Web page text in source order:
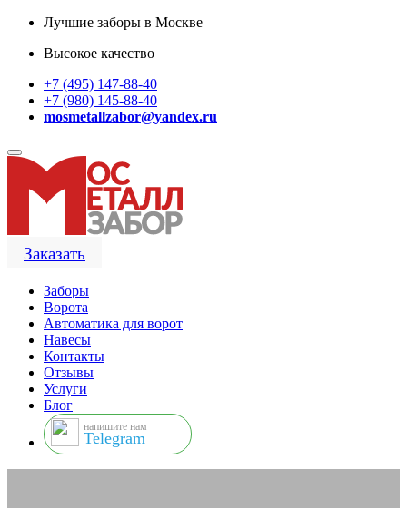
Лучшие заборы в Москве
Высокое качество
+7 (495) 147-88-40
+7 (980) 145-88-40
mosmetallzabor@yandex.ru
Заказать
Заборы
Ворота
Автоматика для ворот
Навесы
Контакты
Отзывы
Услуги
Блог
напишите нам
Telegram